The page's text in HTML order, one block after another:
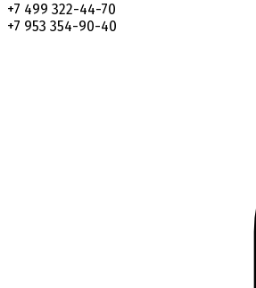
+7 499 322-44-70
+7 953 354-90-40